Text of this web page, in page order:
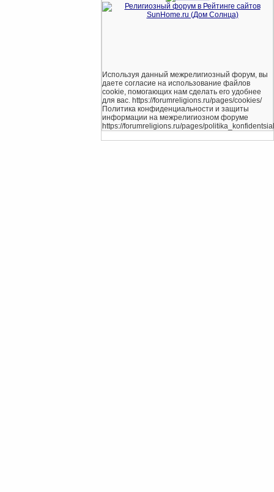
Используя данный межрелигиозный форум, вы
даете согласие на использование файлов
cookie, помогающих нам сделать его удобнее
для вас. https://forumreligions.ru/pages/cookies/
Политика конфиденциальности и защиты
информации на межрелигиозном форуме
https://forumreligions.ru/pages/